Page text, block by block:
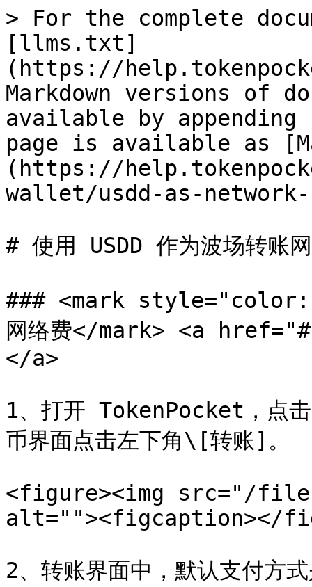
> For the complete
[llms.txt]
(https://
Markdown versions of
available by
page is available as
(https://
wallet/usdd-as-
# 使用 USDD 作为波场转账
### <mark
网络费</mark> <a
</a>
1、打开 TokenPocket，点
币界面点击左下角\[转账]。
<figure><img src="/files/
alt=""><figcaption></
2、转账界面中，默认支付方